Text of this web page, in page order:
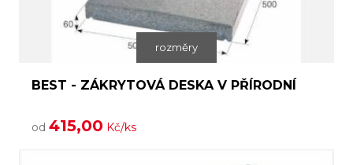
rozměry
BEST - ZÁKRYTOVÁ DESKA V PŘÍRODNÍ
od 415,00 Kč/ks